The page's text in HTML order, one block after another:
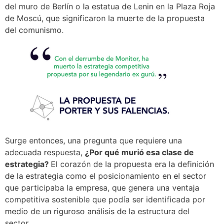
del muro de Berlín o la estatua de Lenin en la Plaza Roja
de Moscú, que significaron la muerte de la propuesta
del comunismo.
Surge entonces, una pregunta que requiere una
adecuada respuesta, ¿Por qué murió esa clase de
estrategia? El corazón de la propuesta era la definición
de la estrategia como el posicionamiento en el sector
que participaba la empresa, que genera una ventaja
competitiva sostenible que podía ser identificada por
medio de un riguroso análisis de la estructura del